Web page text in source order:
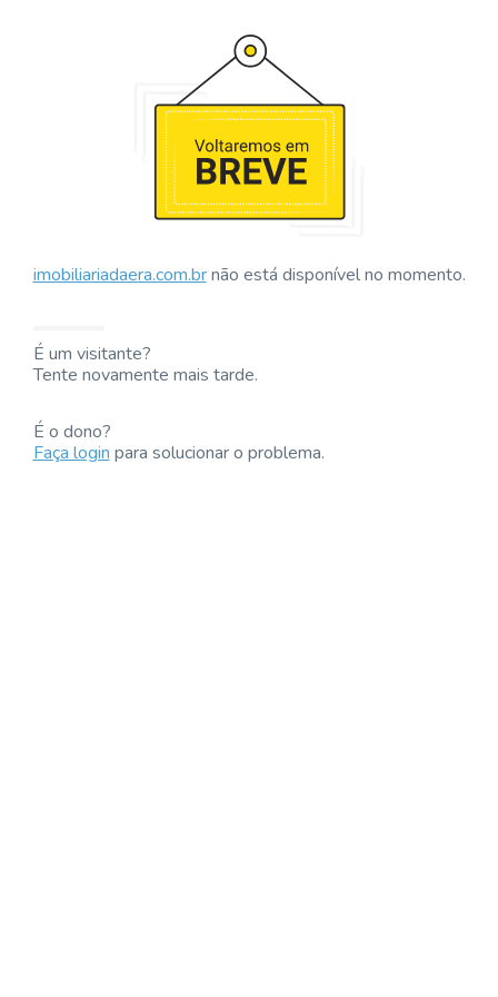
imobiliariadaera.com.brnão está disponível no momento.
É um visitante?
Tente novamente mais tarde.
É o dono?
Faça loginpara solucionar o problema.